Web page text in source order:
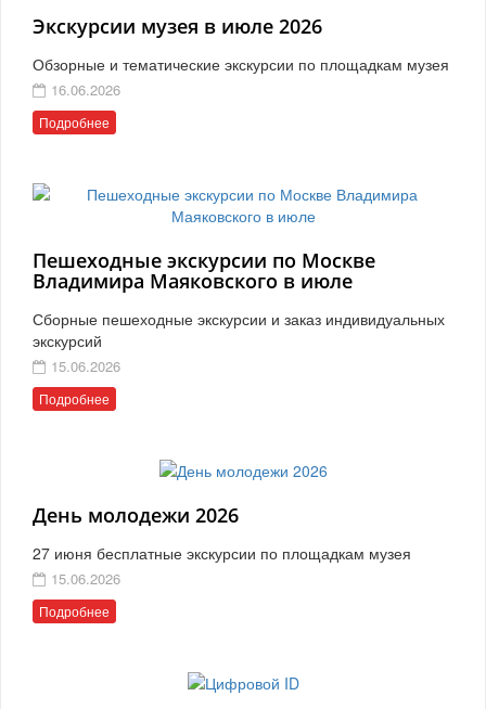
Экскурсии музея в июле 2026
Обзорные и тематические экскурсии по площадкам музея
16.06.2026
Подробнее
Пешеходные экскурсии по Москве
Владимира Маяковского в июле
Сборные пешеходные экскурсии и заказ индивидуальных
экскурсий
15.06.2026
Подробнее
День молодежи 2026
27 июня бесплатные экскурсии по площадкам музея
15.06.2026
Подробнее